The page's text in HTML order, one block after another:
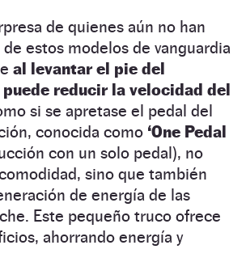
de quienes aún no han
estos modelos de vanguardia
al levantar el pie del
reducir la velocidad del
si se apretase el pedal del
conocida como ‘One Pedal
con un solo pedal), no
sino que también
de energía de las
Este pequeño truco ofrece
ahorrando energía y